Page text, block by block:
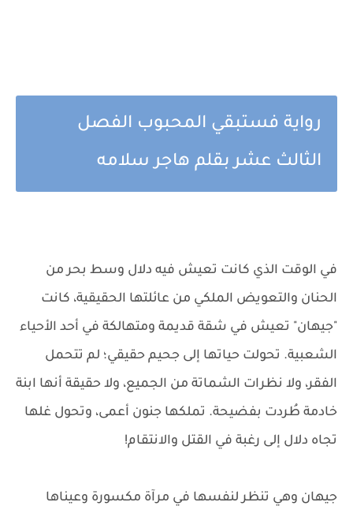
رواية فستبقي المحبوب الفصل
الثالث عشر بقلم هاجر سلامه
في الوقت الذي كانت تعيش فيه دلال وسط بحر من
الحنان والتعويض الملكي من عائلتها الحقيقية، كانت
"جيهان" تعيش في شقة قديمة ومتهالكة في أحد الأحياء
الشعبية. تحولت حياتها إلى جحيم حقيقي؛ لم تتحمل
الفقر، ولا نظرات الشماتة من الجميع، ولا حقيقة أنها ابنة
خادمة طُردت بفضيحة. تملكها جنون أعمى، وتحول غلها
تجاه دلال إلى رغبة في القتل والانتقام!
جيهان وهي تنظر لنفسها في مرآة مكسورة وعيناها